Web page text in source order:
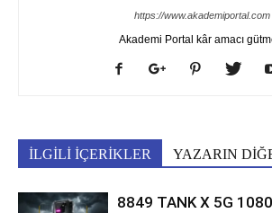
https://www.akademiportal.com
Akademi Portal kâr amacı
İLGİLİ İÇERİKLER YAZARIN
8849 TANK X 5G